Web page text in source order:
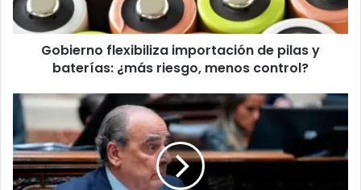
Gobierno flexibiliza importación de pilas y
baterías: ¿más riesgo, menos control?